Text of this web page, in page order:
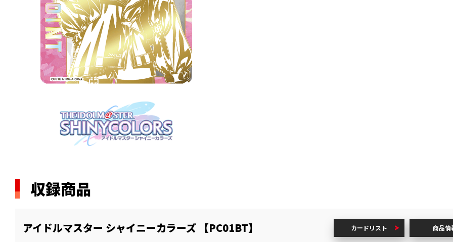
収録商品
アイドルマスター シャイニーカラーズ 【PC01BT】 カードリスト 商品情